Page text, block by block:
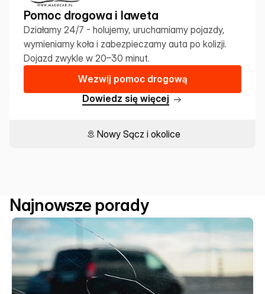
Pomoc drogowa i laweta
Działamy 24/7 - holujemy, uruchamiamy pojazdy,
wymieniamy koła i zabezpieczamy auta po kolizji.
Dojazd zwykle w 20–30 minut.
Wezwij pomoc drogową
Dowiedz się więcej
Nowy Sącz i okolice
Najnowsze porady